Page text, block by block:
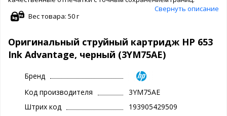
Свернуть описание
Вес товара: 50 г
Оригинальный струйный картридж HP 653
Ink Advantage, черный (3YM75AE)
Бренд
Код производителя
3YM75AE
Штрих код
193905429509